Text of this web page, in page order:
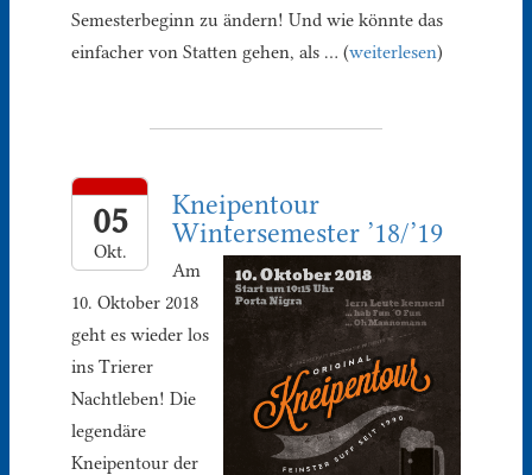
Semesterbeginn zu ändern! Und wie könnte das
einfacher von Statten gehen, als … (weiterlesen)
05
Okt.
Kneipentour
Wintersemester ’18/’19
Am
10. Oktober 2018
geht es wieder los
ins Trierer
Nachtleben! Die
legendäre
Kneipentour der